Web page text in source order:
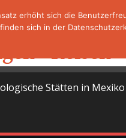
Stätten in Mexiko
erhöht sich die
sich in der